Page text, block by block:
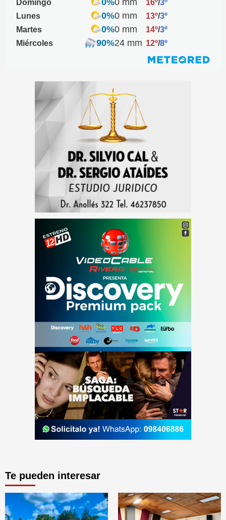
Domingo 0%0 mm 16º/3º
Lunes
0%0 mm 13º/3º
Martes
0%0 mm 14º/3º
Miércoles
90%24 mm 12º/8º
Te pueden interesar